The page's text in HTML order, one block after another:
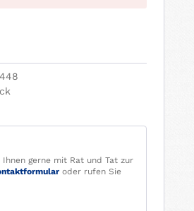
gerne mit Rat und Tat zur
oder rufen Sie